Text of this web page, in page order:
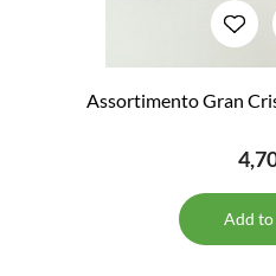
Assortimento Gran
Add